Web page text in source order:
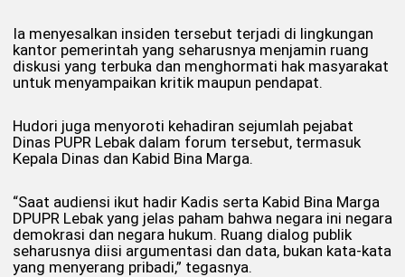
Ia menyesalkan insiden tersebut terjadi di lingkungan
kantor pemerintah yang seharusnya menjamin ruang
diskusi yang terbuka dan menghormati hak masyarakat
untuk menyampaikan kritik maupun pendapat.
Hudori juga menyoroti kehadiran sejumlah pejabat
Dinas PUPR Lebak dalam forum tersebut, termasuk
Kepala Dinas dan Kabid Bina Marga.
“Saat audiensi ikut hadir Kadis serta Kabid Bina Marga
DPUPR Lebak yang jelas paham bahwa negara ini negara
demokrasi dan negara hukum. Ruang dialog publik
seharusnya diisi argumentasi dan data, bukan kata-kata
yang menyerang pribadi,” tegasnya.